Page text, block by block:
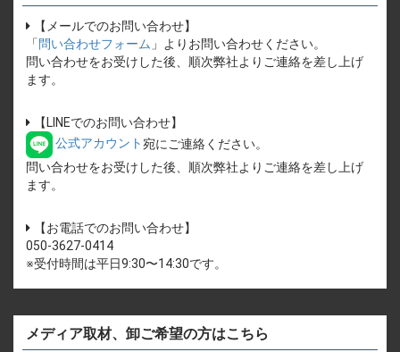
【メールでのお問い合わせ】
「 問い合わせフォーム 」よりお問い合わせください。
問い合わせをお受けした後、順次弊社よりご連絡を差し上げ
ます。
【LINEでのお問い合わせ】
公式アカウント宛にご連絡ください。
問い合わせをお受けした後、順次弊社よりご連絡を差し上げ
ます。
【お電話でのお問い合わせ】
050-3627-0414
※受付時間は平日9:30〜14:30です。
メディア取材、卸ご希望の方はこちら